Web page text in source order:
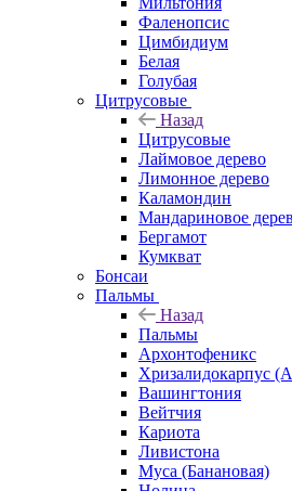
Фаленопсис
Цимбидиум
Белая
Голубая
Цитрусовые
Назад
Цитрусовые
Лаймовое дерево
Лимонное дерево
Каламондин
Мандариновое
Бергамот
Кумкват
Бонсаи
Пальмы
Назад
Пальмы
Архонтофеникс
Хризалидокарпус
Вашингтония
Вейтчия
Кариота
Ливистона
Муса (Банановая)